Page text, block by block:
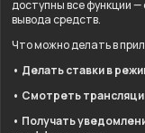
доступны все функции
вывода средств.
Что можно делать в
• Делать ставки в
• Смотреть
• Получать